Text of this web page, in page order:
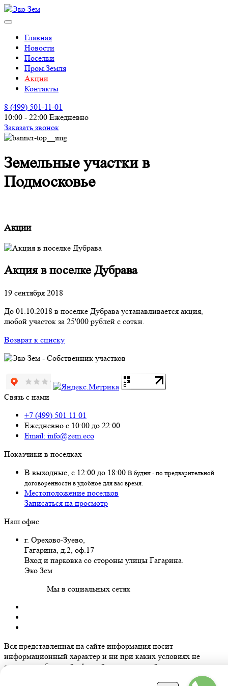
Главная
Новости
Поселки
Пром.Земля
Акции
Контакты
8 (499) 501-11-01
10:00 - 22:00 Ежедневно
Заказать звонок
Земельные участки в
Подмосковье
Акции
Акция в поселке Дубрава
19 сентября 2018
До 01.10.2018 в поселке Дубрава устанавливается акция,
любой участок за 25'000 рублей с сотки.
Возврат к списку
Связь с нами
+7 (499) 501 11 01
Ежедневно с 10:00 до 22:00
Email: info@zem.eco
Показчики в поселках
В выходные, с 12:00 до 18:00 В будни - по предварительной
договоренности в удобное для вас время.
Местоположение поселков
Записаться на просмотр
Наш офис
г. Орехово-Зуево,
Гагарина, д.2, оф.17
Вход и парковка со стороны улицы Гагарина.
Эко Зем
Мы в социальных сетях
Вся представленная на сайте информация носит
информационный характер и ни при каких условиях не
является публичной офертой, определяемой положениями ст.